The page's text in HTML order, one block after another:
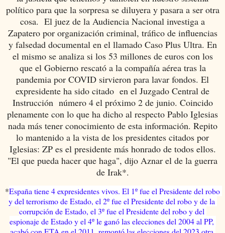
político para que la sorpresa se diluyera y pasara a ser otra
cosa. El juez de la Audiencia Nacional investiga a
Zapatero por organización criminal, tráfico de influencias
y falsedad documental en el llamado Caso Plus Ultra. En
el mismo se analiza si los 53 millones de euros con los
que el Gobierno rescató a la compañía aérea tras la
pandemia por COVID sirvieron para lavar fondos. El
expresidente ha sido citado en el Juzgado Central de
Instrucción número 4 el próximo 2 de junio. Coincido
plenamente con lo que ha dicho al respecto Pablo Iglesias
nada más tener conocimiento de esta información. Repito
lo mantenido a la vista de los presidentes citados por
Iglesias: ZP es el presidente más honrado de todos ellos.
"El que pueda hacer que haga", dijo Aznar el de la guerra
de Irak*.
*España tiene 4 expresidentes vivos. El 1º fue el Presidente del robo
y del terrorismo de Estado, el 2º fue el Presidente del robo y de la
corrupción de Estado, el 3º fue el Presidente del robo y del
espionaje de Estado y el 4º le ganó las elecciones del 2004 al PP,